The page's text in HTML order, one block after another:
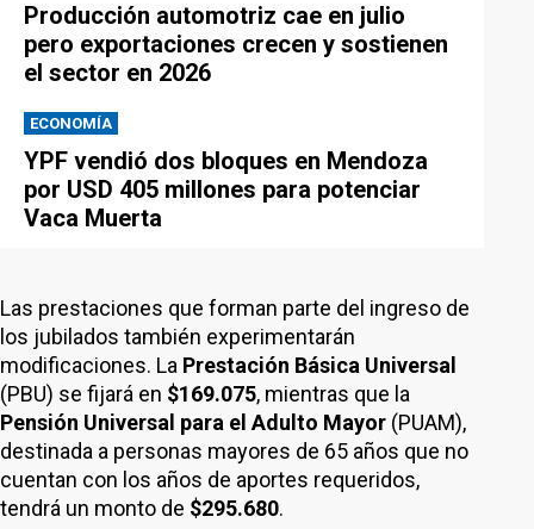
Producción automotriz cae en julio
pero exportaciones crecen y sostienen
el sector en 2026
ECONOMÍA
YPF vendió dos bloques en Mendoza
por USD 405 millones para potenciar
Vaca Muerta
Las prestaciones que forman parte del ingreso de
los jubilados también experimentarán
modificaciones. La Prestación Básica Universal
(PBU) se fijará en $169.075, mientras que la
Pensión Universal para el Adulto Mayor (PUAM),
destinada a personas mayores de 65 años que no
cuentan con los años de aportes requeridos,
tendrá un monto de $295.680.